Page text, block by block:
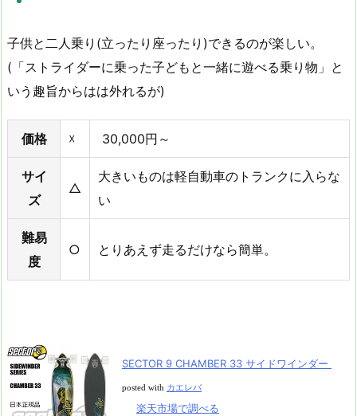
子供と二人乗り(立ったり座ったり)できるのが楽しい。
(「ストライダーに乗った子どもと一緒に遊べる乗り物」と
いう趣旨からはは外れるが)
価格 ☓ 30,000円～
サイ
ズ
△
大きいものは軽自動車のトランクに入らな
い
難易
度
○ とりあえず走るだけなら簡単。
SECTOR 9 CHAMBER 33 サイドワインダー
posted with カエレバ
楽天市場で調べる